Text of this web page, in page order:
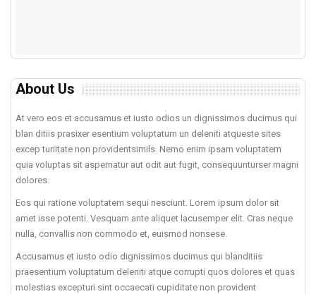
About Us
At vero eos et accusamus et iusto odios un dignissimos ducimus qui
blan ditiis prasixer esentium voluptatum un deleniti atqueste sites
excep turiitate non providentsimils. Nemo enim ipsam voluptatem
quia voluptas sit aspernatur aut odit aut fugit, consequunturser magni
dolores.
Eos qui ratione voluptatem sequi nesciunt. Lorem ipsum dolor sit
amet isse potenti. Vesquam ante aliquet lacusemper elit. Cras neque
nulla, convallis non commodo et, euismod nonsese.
Accusamus et iusto odio dignissimos ducimus qui blanditiis
praesentium voluptatum deleniti atque corrupti quos dolores et quas
molestias excepturi sint occaecati cupiditate non provident